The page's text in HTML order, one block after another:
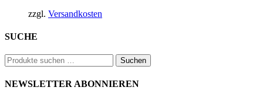
zzgl. Versandkosten
SUCHE
Suchen
nach:
Suchen
NEWSLETTER ABONNIEREN